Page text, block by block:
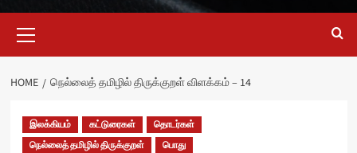
Menu
HOME நெல்லைத் தமிழில் திருக்குறள் விளக்கம் – 14
இலக்கியம் கட்டுரைகள்
தொடர்கள்
நெல்லைத் தமிழில் திருக்குறள்
பொது